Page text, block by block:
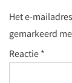
Het e-
gemarkeerd
Reactie*